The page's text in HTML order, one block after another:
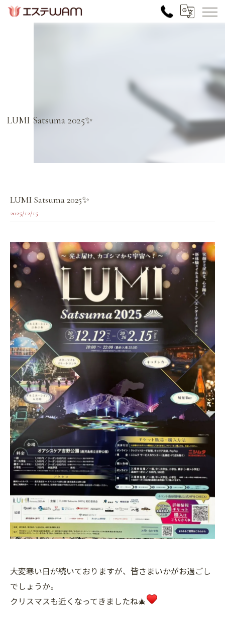
LUMI Satsuma 2025✨
LUMI Satsuma 2025✨
2025/12/15
大変寒い日が続いておりますが、皆さまいかがお過ごし
でしょうか。
クリスマスも近くなってきましたね🎄